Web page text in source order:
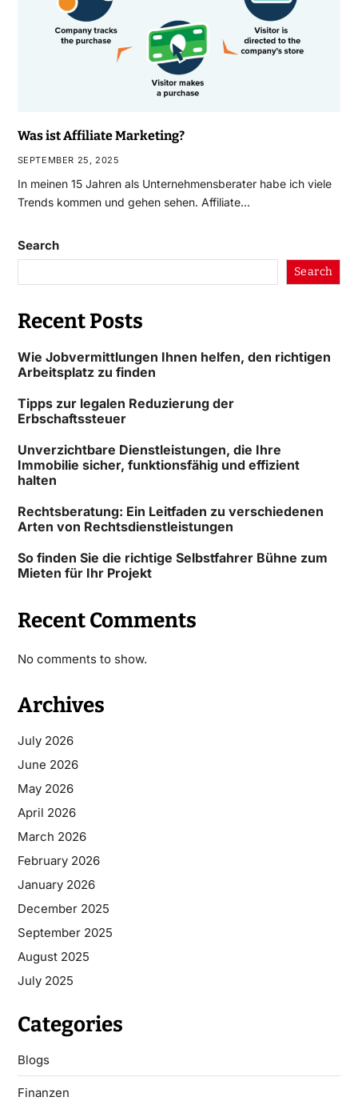
Was ist Affiliate Marketing?
SEPTEMBER 25, 2025
In meinen 15 Jahren als Unternehmensberater habe ich viele
Trends kommen und gehen sehen. Affiliate…
Search
Search
Recent Posts
Wie Jobvermittlungen Ihnen helfen, den richtigen
Arbeitsplatz zu finden
Tipps zur legalen Reduzierung der
Erbschaftssteuer
Unverzichtbare Dienstleistungen, die Ihre
Immobilie sicher, funktionsfähig und effizient
halten
Rechtsberatung: Ein Leitfaden zu verschiedenen
Arten von Rechtsdienstleistungen
So finden Sie die richtige Selbstfahrer Bühne zum
Mieten für Ihr Projekt
Recent Comments
No comments to show.
Archives
July 2026
June 2026
May 2026
April 2026
March 2026
February 2026
January 2026
December 2025
September 2025
August 2025
July 2025
Categories
Blogs
Finanzen